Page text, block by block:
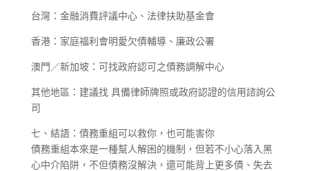
台灣：金融消費評議中心、法律扶助基金會
香港：家庭福利會明愛欠債輔導、廉政公署
澳門／新加坡：可找政府認可之債務調解中心
其他地區：建議找 具備律師牌照或政府認證的信用諮詢公
司
七、結語：債務重組可以救你，也可能害你
債務重組本來是一種幫人解困的機制，但若不小心落入黑
心中介陷阱，不但債務沒解決，還可能背上更多債、失去